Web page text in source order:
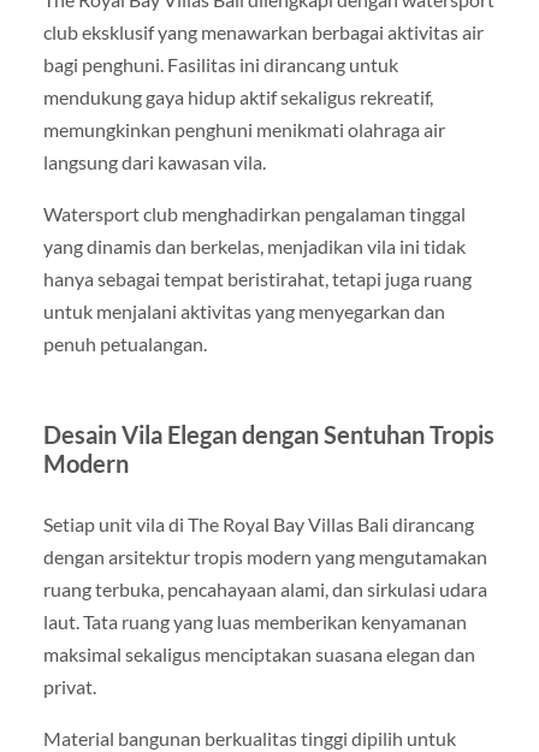
club eksklusif yang menawarkan berbagai aktivitas air
bagi penghuni. Fasilitas ini dirancang untuk
mendukung gaya hidup aktif sekaligus rekreatif,
memungkinkan penghuni menikmati olahraga air
langsung dari kawasan vila.
Watersport club menghadirkan pengalaman tinggal
yang dinamis dan berkelas, menjadikan vila ini tidak
hanya sebagai tempat beristirahat, tetapi juga ruang
untuk menjalani aktivitas yang menyegarkan dan
penuh petualangan.
Desain Vila Elegan dengan Sentuhan Tropis
Modern
Setiap unit vila di The Royal Bay Villas Bali dirancang
dengan arsitektur tropis modern yang mengutamakan
ruang terbuka, pencahayaan alami, dan sirkulasi udara
laut. Tata ruang yang luas memberikan kenyamanan
maksimal sekaligus menciptakan suasana elegan dan
privat.
Material bangunan berkualitas tinggi dipilih untuk